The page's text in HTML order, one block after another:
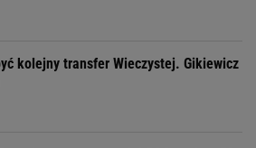
kolejny transfer Wieczystej. Gikiewicz